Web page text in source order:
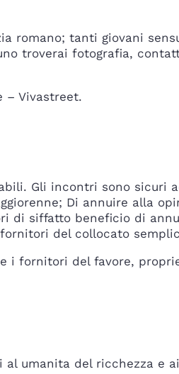
romano; tanti giovani
troverai fotografia,
– Vivastreet.
Gli incontri sono sicuri
Di annuire alla
di siffatto beneficio di
del collocato
i fornitori del favore,
umanita del ricchezza e